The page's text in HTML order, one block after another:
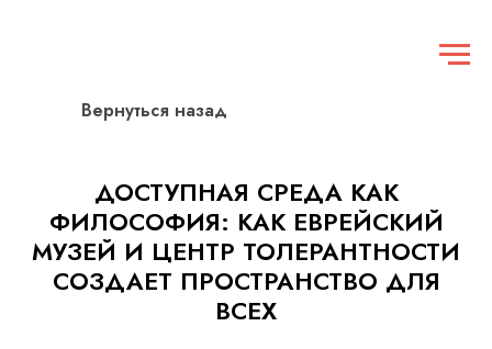
Вернуться назад
ДОСТУПНАЯ СРЕДА КАК
ФИЛОСОФИЯ: КАК ЕВРЕЙСКИЙ
МУЗЕЙ И ЦЕНТР ТОЛЕРАНТНОСТИ
СОЗДАЕТ ПРОСТРАНСТВО ДЛЯ
ВСЕХ